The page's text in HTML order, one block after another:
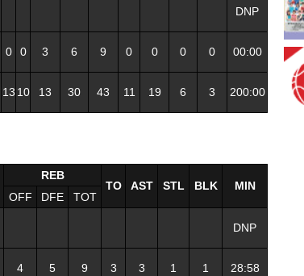
DNP
0 0 3 6 9 0 0 0 0 00:00
13 10 13 30 43 11 19 6 3 200:00
REB
TO
AST STL BLK
MIN
OFF DFE TOT
DNP
4 5 9 3 3 1 1 28:58